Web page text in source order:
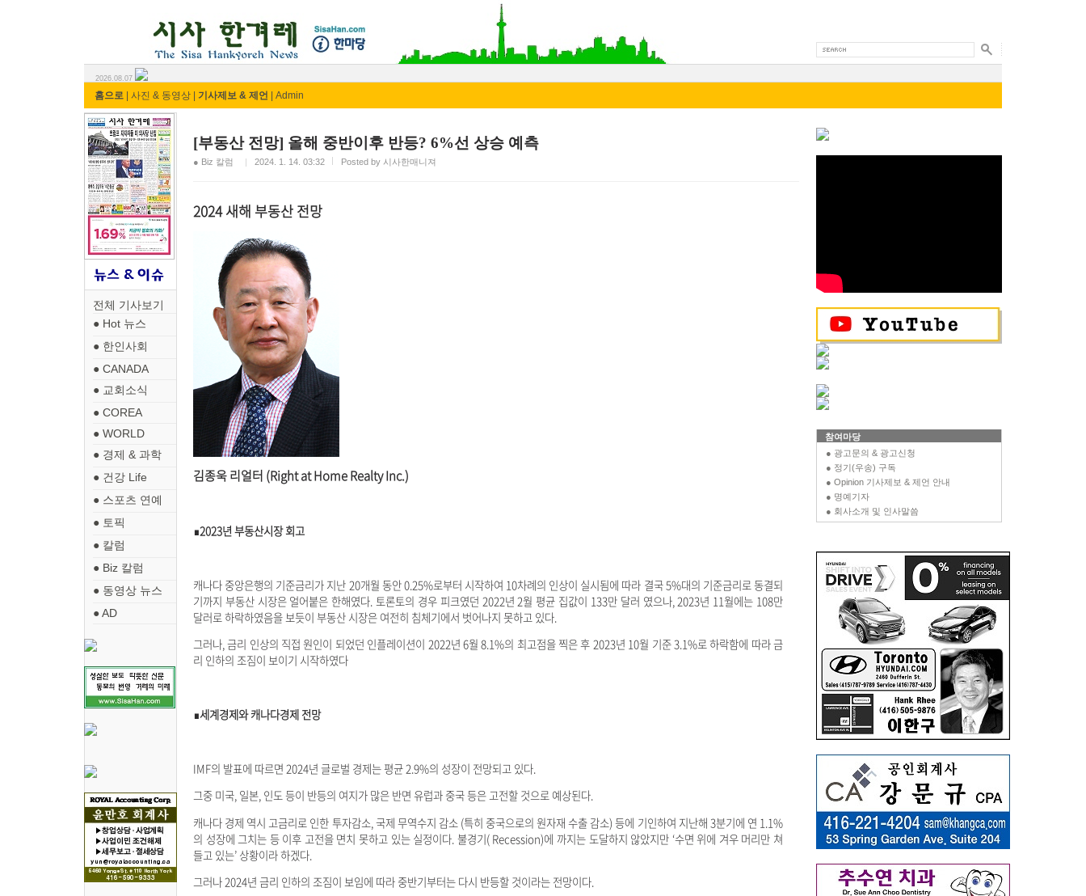
2026.08.07
홈으로 사진 & 동영상 기사제보 & 제언 Admin
전체 기사보기
● Hot 뉴스
● 한인사회
● CANADA
● 교회소식
● COREA
● WORLD
● 경제 & 과학
● 건강 Life
● 스포츠 연예
● 토픽
● 칼럼
● Biz 칼럼
● 동영상 뉴스
● AD
[부동산 전망] 올해 중반이후 반등? 6%선 상승 예측
● Biz 칼럼 2024. 1. 14. 03:32 Posted by 시사한매니져
2024 새해 부동산 전망
김종욱 리얼터 (Right at Home Realty Inc.)
∎2023년 부동산시장 회고
캐나다 중앙은행의 기준금리가 지난 20개월 동안 0.25%로부터 시작하여 10차례의 인상이 실시됨에 따라 결국 5%대의 기준금리로 동결되
기까지 부동산 시장은 얼어붙은 한해였다. 토론토의 경우 피크였던 2022년 2월 평균 집값이 133만 달러 였으나, 2023년 11월에는 108만
달러로 하락하였음을 보듯이 부동산 시장은 여전히 침체기에서 벗어나지 못하고 있다.
그러나, 금리 인상의 직접 원인이 되었던 인플레이션이 2022년 6월 8.1%의 최고점을 찍은 후 2023년 10월 기준 3.1%로 하락함에 따라 금
리 인하의 조짐이 보이기 시작하였다
∎세계경제와 캐나다경제 전망
IMF의 발표에 따르면 2024년 글로벌 경제는 평균 2.9%의 성장이 전망되고 있다.
그중 미국, 일본, 인도 등이 반등의 여지가 많은 반면 유럽과 중국 등은 고전할 것으로 예상된다.
캐나다 경제 역시 고금리로 인한 투자감소, 국제 무역수지 감소 (특히 중국으로의 원자재 수출 감소) 등에 기인하여 지난해 3분기에 연 1.1%
의 성장에 그치는 등 이후 고전을 면치 못하고 있는 실정이다. 불경기( Recession)에 까지는 도달하지 않았지만 ‘수면 위에 겨우 머리만 쳐
들고 있는’ 상황이라 하겠다.
그러나 2024년 금리 인하의 조짐이 보임에 따라 중반기부터는 다시 반등할 것이라는 전망이다.
참여마당
● 광고문의 & 광고신청
● 정기(우송) 구독
● Opinion 기사제보 & 제언 안내
● 명예기자
● 회사소개 및 인사말씀